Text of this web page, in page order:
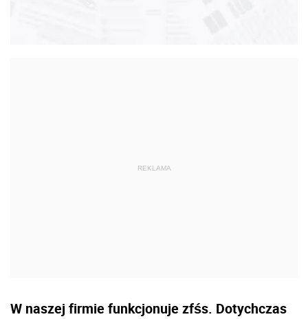
W naszej firmie funkcjonuje zfśs. Dotychczas